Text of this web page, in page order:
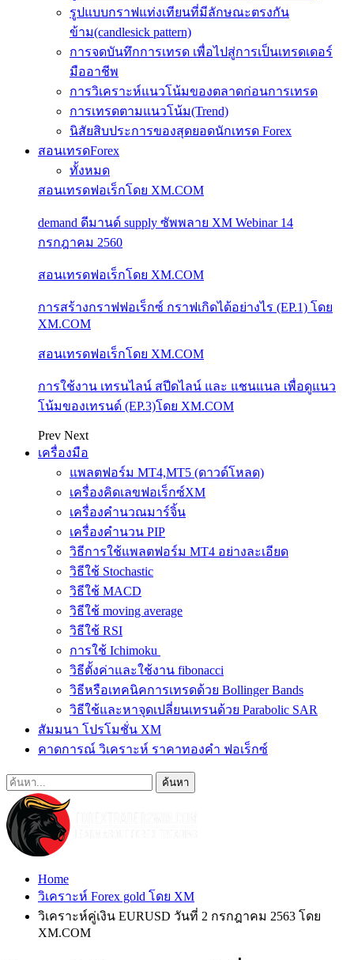
รูปแบบกราฟแท่งเทียนที่มีลักษณะตรงกัน
ข้าม(candlesick pattern)
การจดบันทึกการเทรด เพื่อไปสู่การเป็นเทรดเดอร์
มืออาชีพ
การวิเคราะห์แนวโน้มของตลาดก่อนการเทรด
การเทรดตามแนวโน้ม(Trend)
นิสัยสิบประการของสุดยอดนักเทรด Forex
สอนเทรดForex
ทั้งหมด
สอนเทรดฟอเร็กโดย XM.COM
demand ดีมานด์ supply ซัพพลาย XM Webinar 14
กรกฎาคม 2560
สอนเทรดฟอเร็กโดย XM.COM
การสร้างกราฟฟอเร็กซ์ กราฟเกิดได้อย่างไร (EP.1) โดย
XM.COM
สอนเทรดฟอเร็กโดย XM.COM
การใช้งาน เทรนไลน์ สปีดไลน์ และ แชนแนล เพื่อดูแนว
โน้มของเทรนด์ (EP.3)โดย XM.COM
Prev Next
เครื่องมือ
แพลตฟอร์ม MT4,MT5 (ดาวด์โหลด)
เครื่องคิดเลขฟอเร็กซ์XM
เครื่องคำนวณมาร์จิ้น
เครื่องคำนวน PIP
วิธีการใช้แพลตฟอร์ม MT4 อย่างละเอียด
วิธีใช้ Stochastic
วิธีใช้ MACD
วิธีใช้ moving average
วิธีใช้ RSI
การใช้ Ichimoku
วิธีตั้งค่าและใช้งาน fibonacci
วิธีหรือเทคนิคการเทรดด้วย Bollinger Bands
วิธีใช้และหาจุดเปลี่ยนเทรนด้วย Parabolic SAR
สัมมนา โปรโมชั่น XM
คาดการณ์ วิเคราะห์ ราคาทองคำ ฟอเร็กซ์
Home
วิเคราะห์ Forex gold โดย XM
วิเคราะห์คู่เงิน EURUSD วันที่ 2 กรกฎาคม 2563 โดย
XM.COM